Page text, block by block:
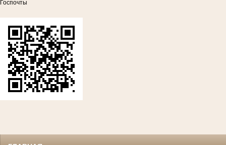
Госпочты